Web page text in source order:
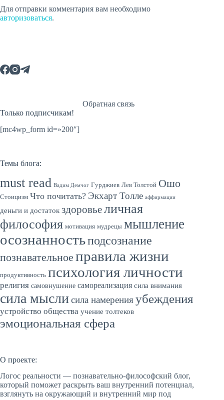
Для отправки комментария вам необходимо
авторизоваться.
Обратная связь
Только подписчикам!
[mc4wp_form id=»200″]
Темы блога:
must read Вадим Демчог Гурджиев Лев Толстой Ошо
Стоицизм Что почитать? Экхарт Толле аффирмации
деньги и достаток здоровьеличная
философия мотивация мудрецы мышление
осознанностьподсознание
познавательное правила жизни
продуктивность психология личности
религия самовнушение самореализация сила внимания
сила мыслисила намеренияубеждения
устройство общества учение толтеков
эмоциональная сфера
О проекте:
Логос реальности — познавательно-философский блог,
который поможет раскрыть ваш внутренний потенциал,
взглянуть на окружающий и внутренний мир под